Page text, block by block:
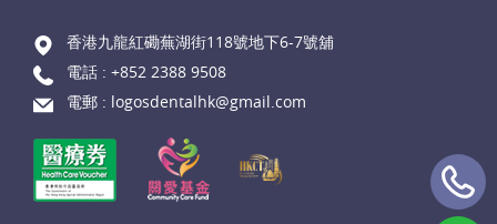
香港九龍紅磡蕪湖街118號地下6-7號舖
電話 : +852 2388 9508
電郵 : logosdentalhk@gmail.com